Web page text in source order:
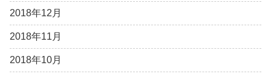
2018年12月
2018年11月
2018年10月